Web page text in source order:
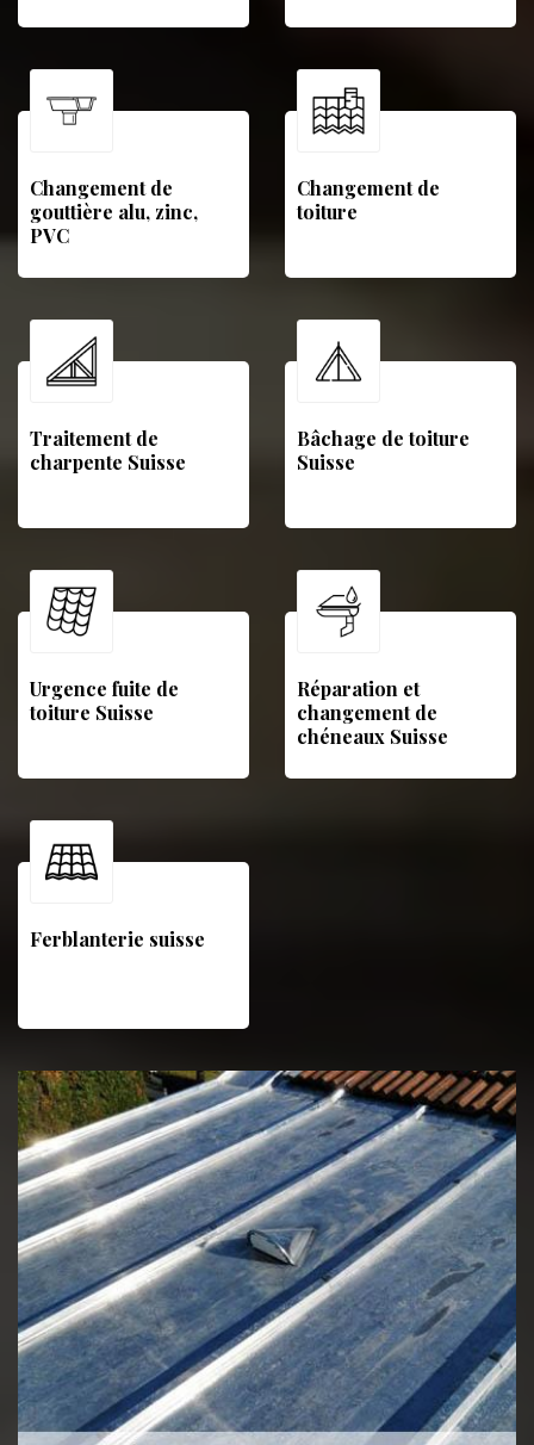
Changement de
gouttière alu, zinc,
PVC
Changement de
toiture
Traitement de
charpente Suisse
Bâchage de toiture
Suisse
Urgence fuite de
toiture Suisse
Réparation et
changement de
chéneaux Suisse
Ferblanterie suisse